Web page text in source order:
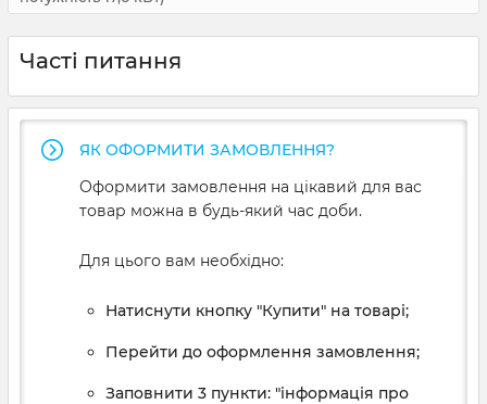
Часті питання
ЯК ОФОРМИТИ ЗАМОВЛЕННЯ?
Оформити замовлення на цікавий для вас
товар можна в будь-який час доби.
Для цього вам необхідно:
Натиснути кнопку "Купити" на товарі;
Перейти до оформлення замовлення;
Заповнити 3 пункти: "інформація про